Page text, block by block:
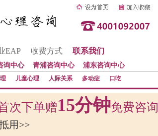
EAP 收费方式 联系我们
询中心 青浦咨询中心 浦东咨询中心
儿童心理 人际关系 多动症 口吃
次下单赠15分钟免费咨询
用>>